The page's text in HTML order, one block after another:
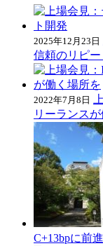
2025年12月23日
信頼のリピー
2022年7月8日
リーランス
C+13bpに前